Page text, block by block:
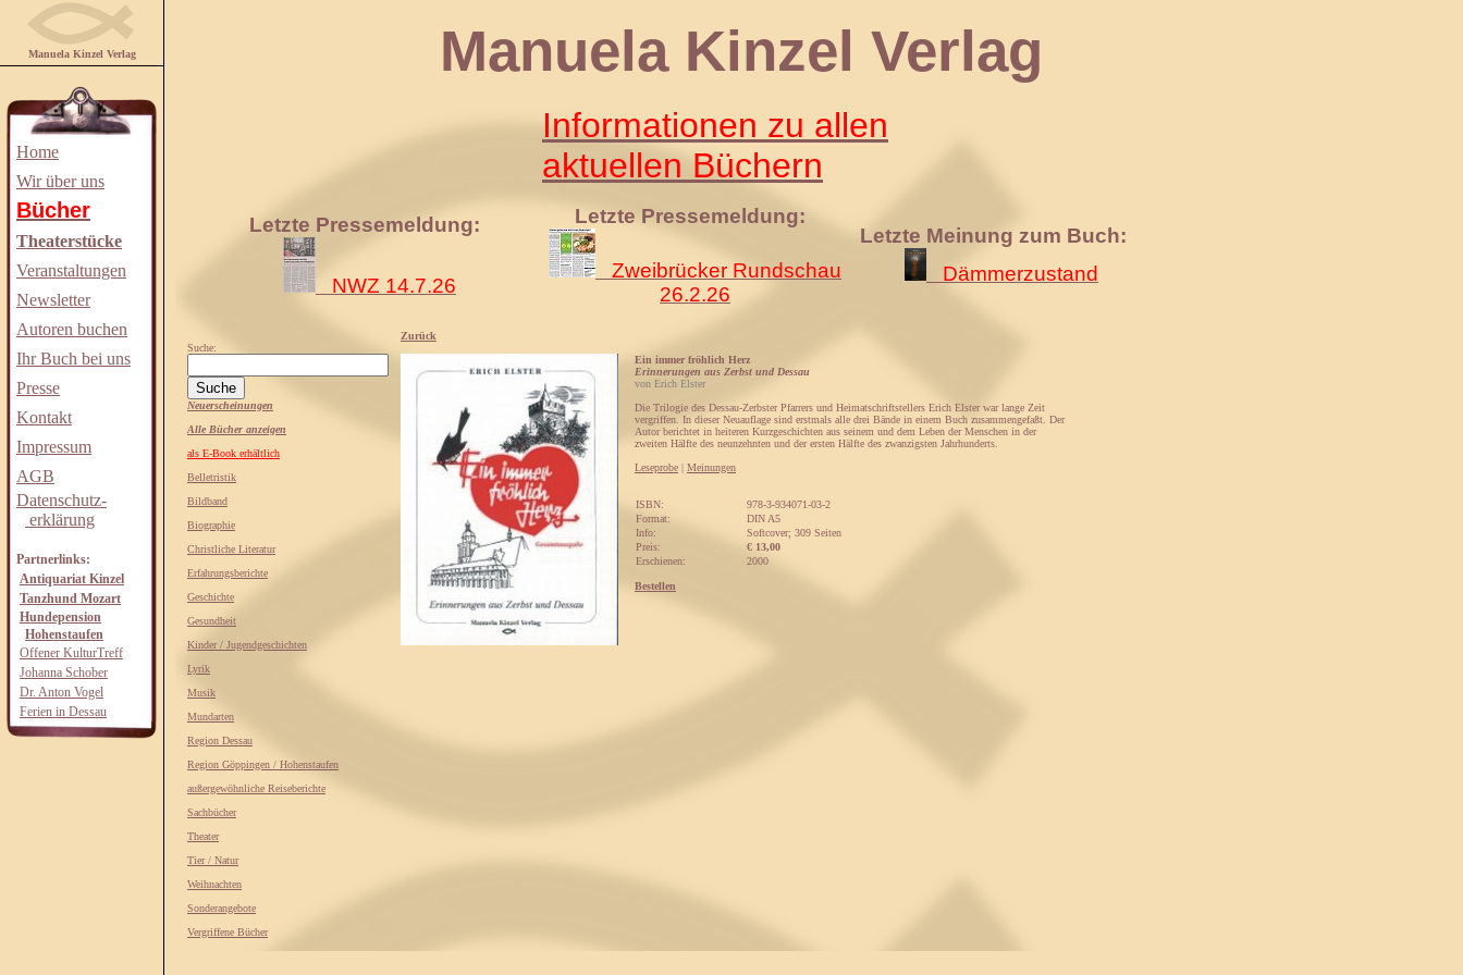
Manuela Kinzel Verlag
Home
Wir über uns
Bücher
Theaterstücke
Veranstaltungen
Newsletter
Autoren buchen
Ihr Buch bei uns
Presse
Kontakt
Impressum
AGB
Datenschutz-
erklärung
Partnerlinks:
Antiquariat Kinzel
Tanzhund Mozart
Hundepension
Hohenstaufen
Offener KulturTreff
Johanna Schober
Dr. Anton Vogel
Ferien in Dessau
Manuela Kinzel Verlag
Informationen zu allen
aktuellen Büchern
Letzte Pressemeldung:
NWZ 14.7.26
Letzte Pressemeldung:
Zweibrücker Rundschau
26.2.26
Letzte Meinung zum Buch:
Dämmerzustand
Suche:
Neuerscheinungen
Alle Bücher anzeigen
als E-Book erhältlich
Belletristik
Bildband
Biographie
Christliche Literatur
Erfahrungsberichte
Geschichte
Gesundheit
Kinder / Jugendgeschichten
Lyrik
Musik
Mundarten
Region Dessau
Region Göppingen / Hohenstaufen
außergewöhnliche Reiseberichte
Sachbücher
Theater
Tier / Natur
Weihnachten
Sonderangebote
Vergriffene Bücher
Zurück
Ein immer fröhlich Herz
Erinnerungen aus Zerbst und Dessau
von Erich Elster
Die Trilogie des Dessau-Zerbster Pfarrers und Heimatschriftstellers Erich Elster war lange Zeit
vergriffen. In dieser Neuauflage sind erstmals alle drei Bände in einem Buch zusammengefaßt. Der
Autor berichtet in heiteren Kurzgeschichten aus seinem und dem Leben der Menschen in der
zweiten Hälfte des neunzehnten und der ersten Hälfte des zwanzigsten Jahrhunderts.
Leseprobe | Meinungen
ISBN:
978-3-934071-03-2
Format:
DIN A5
Info:
Softcover; 309 Seiten
Preis:
€ 13,00
Erschienen:
2000
Bestellen